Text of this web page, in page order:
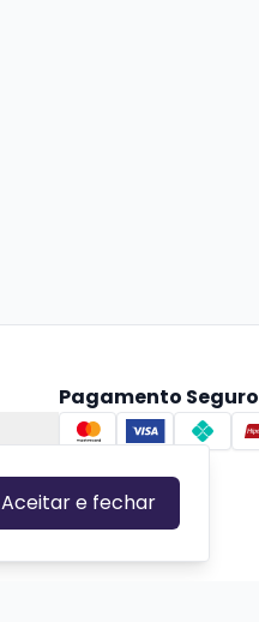
Aceitar e fechar
Pagamento Seguro